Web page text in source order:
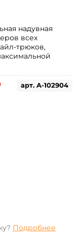
арт. A-102904
надувная
всех
трюков,
Подробнее